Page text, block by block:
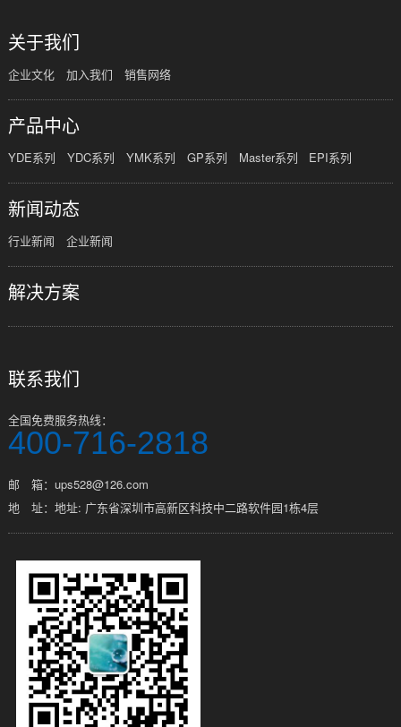
关于我们
企业文化 加入我们 销售网络
产品中心
YDE系列 YDC系列 YMK系列 GP系列 Master系列 EPI系列
新闻动态
行业新闻 企业新闻
解决方案
联系我们
全国免费服务热线：
400-716-2818
邮 箱：ups528@126.com
地 址：地址: 广东省深圳市高新区科技中二路软件园1栋4层